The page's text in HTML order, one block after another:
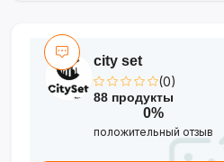
комфорт при ношении
•Комплектация
и ключ для настройки
Стиль и
city set
(0)
88 продукты
0%
положительный отзыв